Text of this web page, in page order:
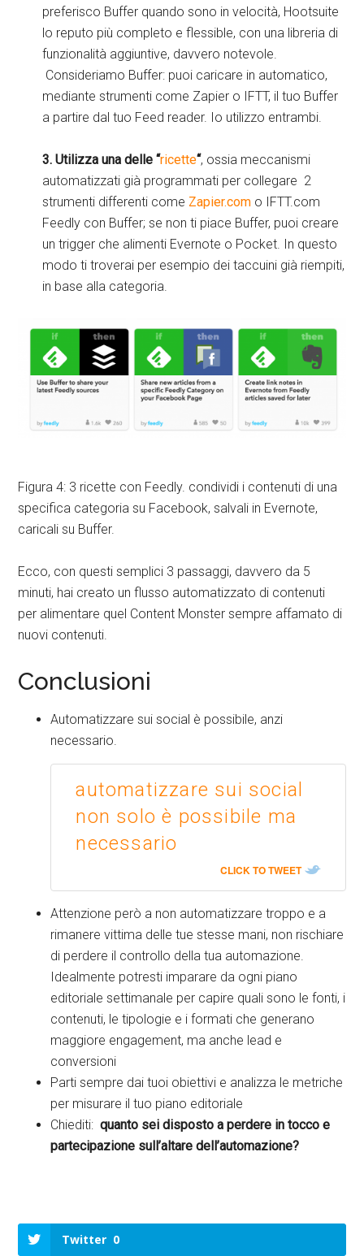
preferisco Buffer quando sono in velocità, Hootsuite
lo reputo più completo e flessible, con una libreria di
funzionalità aggiuntive, davvero notevole.
Consideriamo Buffer: puoi caricare in automatico,
mediante strumenti come Zapier o IFTT, il tuo Buffer
a partire dal tuo Feed reader. Io utilizzo entrambi.
3. Utilizza una delle “ricette“, ossia meccanismi
automatizzati già programmati per collegare 2
strumenti differenti come Zapier.com o IFTT.com
Feedly con Buffer; se non ti piace Buffer, puoi creare
un trigger che alimenti Evernote o Pocket. In questo
modo ti troverai per esempio dei taccuini già riempiti,
in base alla categoria.
Figura 4: 3 ricette con Feedly. condividi i contenuti di una
specifica categoria su Facebook, salvali in Evernote,
caricali su Buffer.
Ecco, con questi semplici 3 passaggi, davvero da 5
minuti, hai creato un flusso automatizzato di contenuti
per alimentare quel Content Monster sempre affamato di
nuovi contenuti.
Conclusioni
Automatizzare sui social è possibile, anzi
necessario.
automatizzare sui social
non solo è possibile ma
necessario
CLICK TO TWEET
Attenzione però a non automatizzare troppo e a
rimanere vittima delle tue stesse mani, non rischiare
di perdere il controllo della tua automazione.
Idealmente potresti imparare da ogni piano
editoriale settimanale per capire quali sono le fonti, i
contenuti, le tipologie e i formati che generano
maggiore engagement, ma anche lead e
conversioni
Parti sempre dai tuoi obiettivi e analizza le metriche
per misurare il tuo piano editoriale
Chiediti:quanto sei disposto a perdere in tocco e
partecipazione sull’altare dell’automazione?
Twitter 0